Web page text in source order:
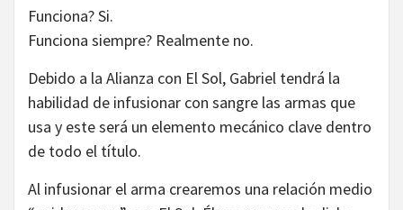
Funciona? Si.
Funciona siempre? Realmente no.
Debido a la Alianza con El Sol, Gabriel tendrá la
habilidad de infusionar con sangre las armas que
usa y este será un elemento mecánico clave dentro
de todo el título.
Al infusionar el arma crearemos una relación medio